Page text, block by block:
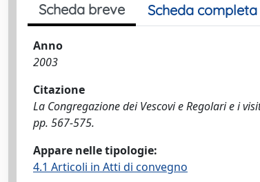
Scheda breve Scheda completa
Anno
2003
Citazione
La Congregazione dei Vescovi e Regolari e i
pp. 567-575.
Appare nelle tipologie:
4.1 Articoli in Atti di convegno